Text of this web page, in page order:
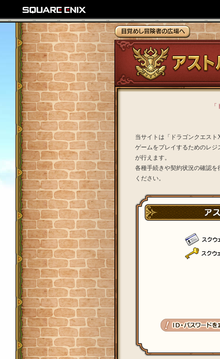
当サイトは「ドラゴンクエス
ゲームをプレイするためのレ
が行えます。
各種手続きや契約状況の確認
ください。